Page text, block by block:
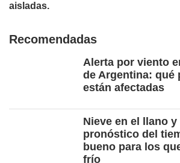
aisladas.
Recomendadas
Alerta por viento
de Argentina: qué
están afectadas
Nieve en el llano y
pronóstico del
bueno para los
frío